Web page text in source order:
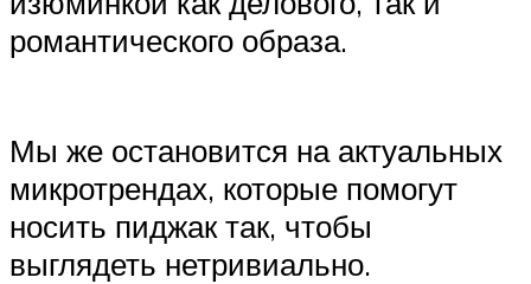
романтического образа.
Мы же остановится на актуальных
микротрендах, которые помогут
носить пиджак так, чтобы
выглядеть нетривиально.